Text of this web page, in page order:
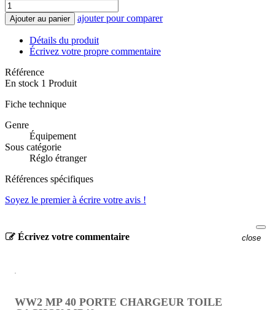
Ajouter au panier ajouter pour comparer
Détails du produit
Écrivez votre propre commentaire
Référence
En stock 1 Produit
Fiche technique
Genre
Équipement
Sous catégorie
Réglo étranger
Références spécifiques
Soyez le premier à écrire votre avis !
Écrivez votre commentaire close
WW2 MP 40 PORTE CHARGEUR TOILE